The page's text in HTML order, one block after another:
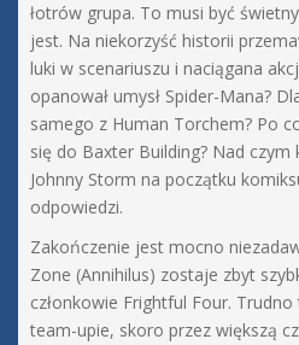
łotrów grupa. To musi być
jest. Na niekorzyść historii
luki w scenariuszu i naciągana
opanował umysł Spider-Mana?
samego z Human Torchem? Po
się do Baxter Building? Nad czym
Johnny Storm na początku
odpowiedzi.
Zakończenie jest mocno
Zone (Annihilus) zostaje zbyt
członkowie Frightful Four.
team-upie, skoro przez większą